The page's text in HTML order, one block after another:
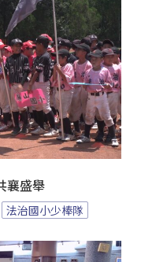
襄盛舉
法治國小少棒隊